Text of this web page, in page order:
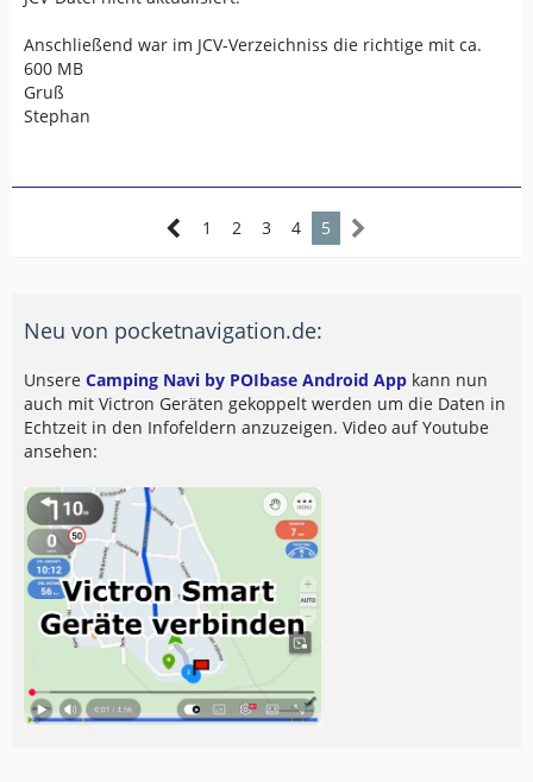
Anschließend war im JCV-Verzeichniss die richtige mit ca.
600 MB
Gruß
Stephan
1 2 3 4 5
Neu von pocketnavigation.de:
Unsere Camping Navi by POIbase Android App kann nun
auch mit Victron Geräten gekoppelt werden um die Daten in
Echtzeit in den Infofeldern anzuzeigen. Video auf Youtube
ansehen: